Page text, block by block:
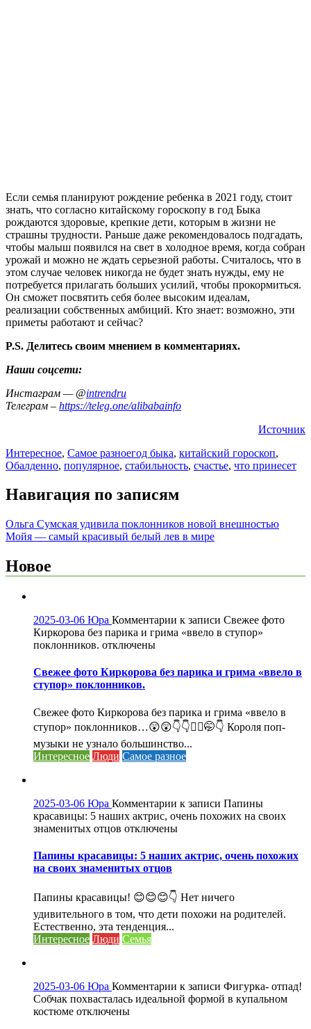
Если семья планируют рождение ребенка в 2021 году, стоит
знать, что согласно китайскому гороскопу в год Быка
рождаются здоровые, крепкие дети, которым в жизни не
страшны трудности. Раньше даже рекомендовалось подгадать,
чтобы малыш появился на свет в холодное время, когда собран
урожай и можно не ждать серьезной работы. Считалось, что в
этом случае человек никогда не будет знать нужды, ему не
потребуется прилагать больших усилий, чтобы прокормиться.
Он сможет посвятить себя более высоким идеалам,
реализации собственных амбиций. Кто знает: возможно, эти
приметы работают и сейчас?
P.S. Делитесь своим мнением в комментариях.
Наши соцсети:
Инстаграм — @intrendru
Телеграм – https://teleg.one/alibabainfo
Источник
Интересное, Самое разноегод быка, китайский гороскоп,
Обалденно, популярное, стабильность, счастье, что принесет
Навигация по записям
Ольга Сумская удивила поклонников новой внешностью
Мойя — самый красивый белый лев в мире
Новое
2025-03-06 Юра Комментарии к записи Свежее фото
Киркорова без парика и грима «ввело в ступор»
поклонников. отключены
Свежее фото Киркорова без парика и грима «ввело в
ступор» поклонников.
Свежее фото Киркорова без парика и грима «ввело в
ступор» поклонников…😲😲👇👇🤦‍♀️🤭👇 Короля поп-
музыки не узнало большинство...
Интересное Люди Самое разное
2025-03-06 Юра Комментарии к записи Папины
красавицы: 5 наших актрис, очень похожих на своих
знаменитых отцов отключены
Папины красавицы: 5 наших актрис, очень похожих
на своих знаменитых отцов
Папины красавицы! 😊😊😊👇 Нет ничего
удивительного в том, что дети похожи на родителей.
Естественно, эта тенденция...
Интересное Люди Семья
2025-03-06 Юра Комментарии к записи Фигурка- отпад!
Собчак похвасталась идеальной формой в купальном
костюме отключены